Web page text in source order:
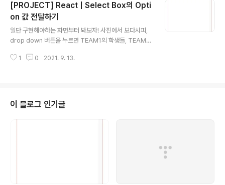
mponents : 컴포넌트 파일들이 위치하는 폴더 📁adapter : xhr(axios) +
socket + websocket 등 📁store : redux 작업을 위한 폴더, 내부에 acti
ons, reducers 폴더 존재 📁hooks : "us..
[PROJECT] React | Select Box의 Opti
on 값 전달하기
일단 구현해야하는 화면부터 봐보자! 사진에서 보다시피,
drop down 버튼을 누르면 TEAM1의 학생들, TEAM2
들은, 이런 형태! 일단 컴포넌트는 두개로 구성되어있다. P
그 안에 학생들 map으로 돌려서 보여주기 어떻게 구현했
는지는 코드로 설명 P07_05.js 코드는 다음과 같다. imp
ort React, { useState } from "react"; import { use
1 0 2021. 9. 13.
이 블로그 인기글